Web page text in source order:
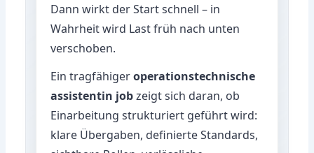
Dann wirkt der Start schnell – in
Wahrheit wird Last früh nach unten
verschoben.
Ein tragfähigeroperationstechnische
assistentin jobzeigt sich daran, ob
Einarbeitung strukturiert geführt wird:
klare Übergaben, definierte Standards,